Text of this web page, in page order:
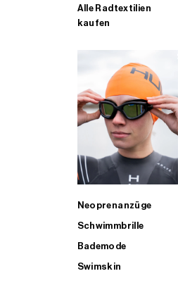
Alle Radtextilien
kaufen
Neoprenanzüge
Schwimmbrille
Bademode
Swimskin